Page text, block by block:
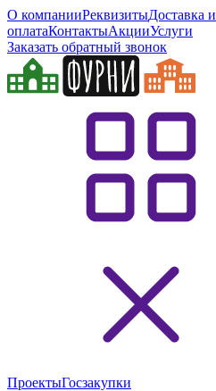
О компанииРеквизитыДоставка и
оплатаКонтактыАкцииУслуги
Заказать обратный звонок
ПроектыГосзакупки